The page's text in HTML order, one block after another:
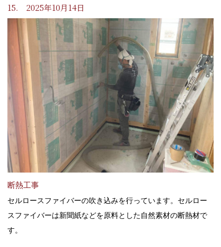
15. 2025年10月14日
断熱工事
セルロースファイバーの吹き込みを行っています。セルロー
スファイバーは新聞紙などを原料とした自然素材の断熱材で
す。